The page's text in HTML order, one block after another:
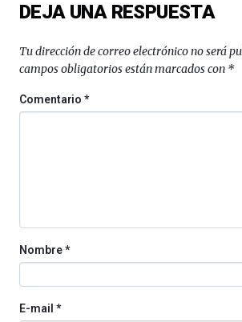
DEJA UNA RESPUESTA
Tu dirección de correo electrónico no será
campos obligatorios están marcados con *
Comentario*
Nombre*
E-mail *